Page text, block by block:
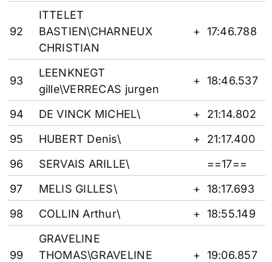
92
ITTELET
BASTIEN\CHARNEUX
CHRISTIAN
+ 17:46.788
93
LEENKNEGT
gille\VERRECAS jurgen
+ 18:46.537
94 DE VINCK MICHEL\ +
21:14.802
95
HUBERT Denis\ +
21:17.400
96
SERVAIS ARILLE\
==17==
97
MELIS GILLES\ + 18:17.693
98
COLLIN Arthur\ + 18:55.149
99
GRAVELINE
THOMAS\GRAVELINE
+ 19:06.857